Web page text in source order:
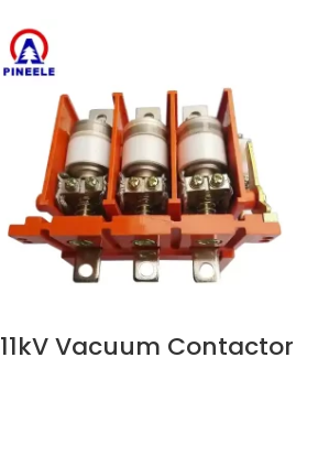
지금 보기
11kV Vacuum Contactor